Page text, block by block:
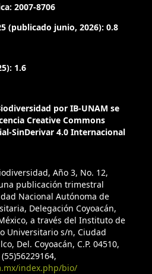
2007-8706
(publicado junio, 2026): 0.8
1.6
por IB-UNAM se
Creative Commons
SinDerivar 4.0 Internacional
Año 3, No. 12,
publicación trimestral
Nacional Autónoma de
Delegación Coyoacán,
a través del Instituto de
Universitario s/n, Ciudad
Del. Coyoacán, C.P. 04510,
index.php/bio/